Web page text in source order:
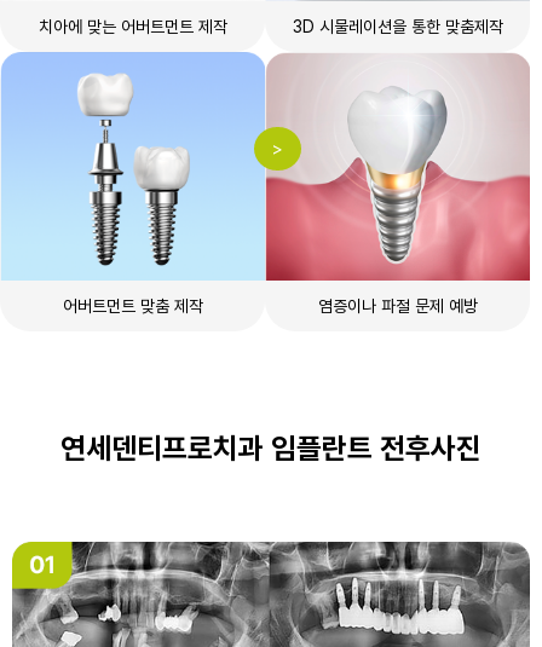
치아에 맞는 어버트먼트 제작 3D 시물레이션을 통한 맞춤제작
어버트먼트 맞춤 제작 염증이나 파절 문제 예방
연세덴티프로치과 임플란트 전후사진